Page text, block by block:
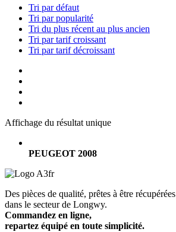
Tri par défaut
Tri par popularité
Tri du plus récent au plus ancien
Tri par tarif croissant
Tri par tarif décroissant
Affichage du résultat unique
PEUGEOT 2008
Des pièces de qualité, prêtes à être récupérées
dans le secteur de Longwy.
Commandez en ligne,
repartez équipé en toute simplicité.